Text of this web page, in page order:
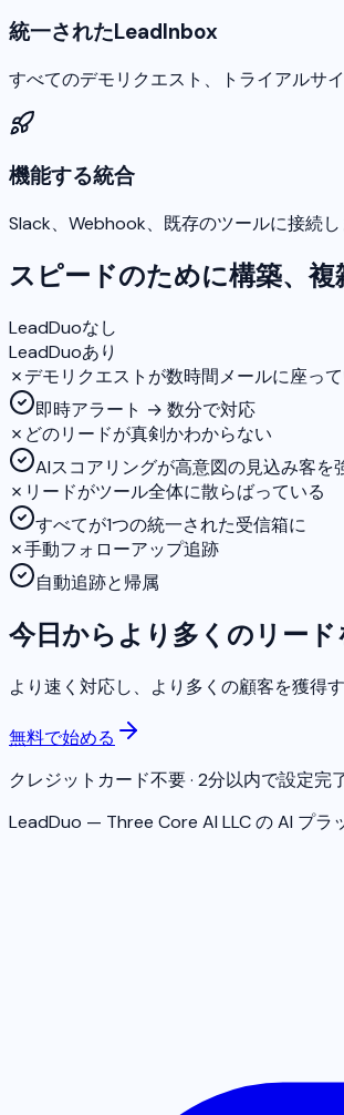
統一されたLeadInbox
すべてのデモリクエスト、トライアルサ
機能する統合
Slack、Webhook、既存のツールに接続
スピードのために構築、複
LeadDuoなし
LeadDuoあり
✗デモリクエストが数時間メールに座っ
即時アラート → 数分で対応
✗ どのリードが真剣かわからない
AIスコアリングが高意図の見込み客を
✗ リードがツール全体に散らばっている
すべてが1つの統一された受信箱に
✗手動フォローアップ追跡
自動追跡と帰属
今日からより多くのリード
より速く対応し、より多くの顧客を獲得
無料で始める
クレジットカード不要 · 2分以内で設定完
LeadDuo — Three Core AI LLC の AI プラ